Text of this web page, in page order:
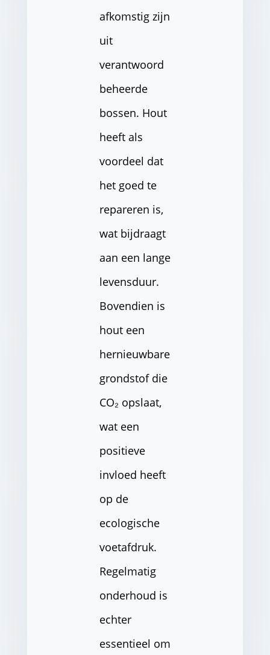
afkomstig zijn
uit
verantwoord
beheerde
bossen. Hout
heeft als
voordeel dat
het goed te
repareren is,
wat bijdraagt
aan een lange
levensduur.
Bovendien is
hout een
hernieuwbare
grondstof die
CO₂ opslaat,
wat een
positieve
invloed heeft
op de
ecologische
voetafdruk.
Regelmatig
onderhoud is
echter
essentieel om